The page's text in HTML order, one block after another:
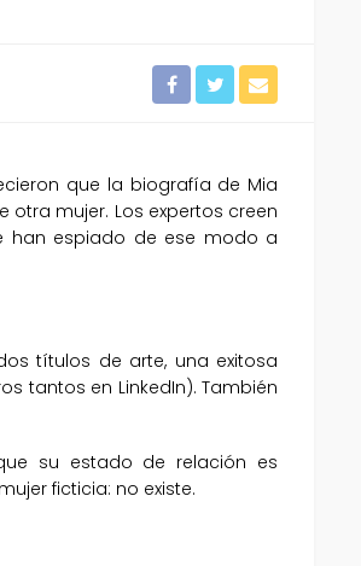
que la biografía de Mia
mujer. Los expertos creen
han espiado de ese modo a
títulos de arte, una exitosa
tantos en LinkedIn). También
su estado de relación es
ficticia: no existe.